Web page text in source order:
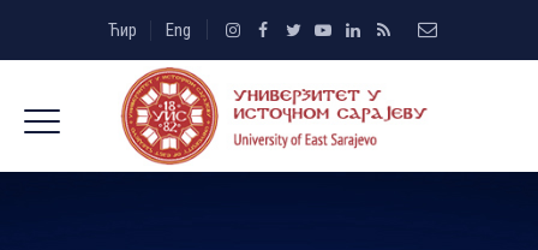
Ћир Eng